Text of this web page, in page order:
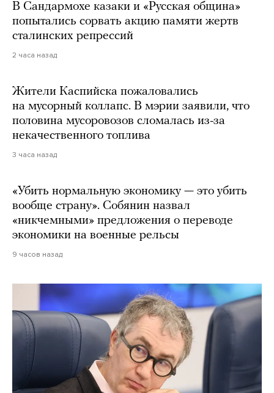
В Сандармохе казаки и «Русская община»
попытались сорвать акцию памяти жертв
сталинских репрессий
2 часа назад
Жители Каспийска пожаловались
на мусорный коллапс. В мэрии заявили, что
половина мусоровозов сломалась из-за
некачественного топлива
3 часа назад
«Убить нормальную экономику — это убить
вообще страну». Собянин назвал
«никчемными» предложения о переводе
экономики на военные рельсы
9 часов назад